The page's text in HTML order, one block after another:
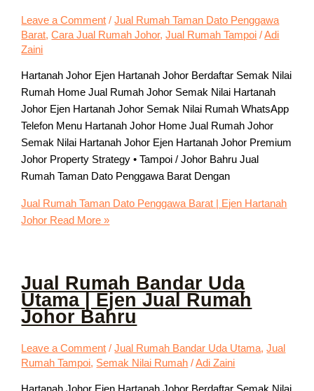
Leave a Comment /Jual Rumah Taman Dato Penggawa
Barat,Cara Jual Rumah Johor,Jual Rumah Tampoi /Adi
Zaini
Hartanah Johor Ejen Hartanah Johor Berdaftar Semak Nilai
Rumah Home Jual Rumah Johor Semak Nilai Hartanah
Johor Ejen Hartanah Johor Semak Nilai Rumah WhatsApp
Telefon Menu Hartanah Johor Home Jual Rumah Johor
Semak Nilai Hartanah Johor Ejen Hartanah Johor Premium
Johor Property Strategy • Tampoi / Johor Bahru Jual
Rumah Taman Dato Penggawa Barat Dengan
Jual Rumah Taman Dato Penggawa Barat | Ejen Hartanah
Johor Read More »
Jual Rumah Bandar Uda
Utama | Ejen Jual Rumah
Johor Bahru
Leave a Comment /Jual Rumah Bandar Uda Utama,Jual
Rumah Tampoi, Semak Nilai Rumah /Adi Zaini